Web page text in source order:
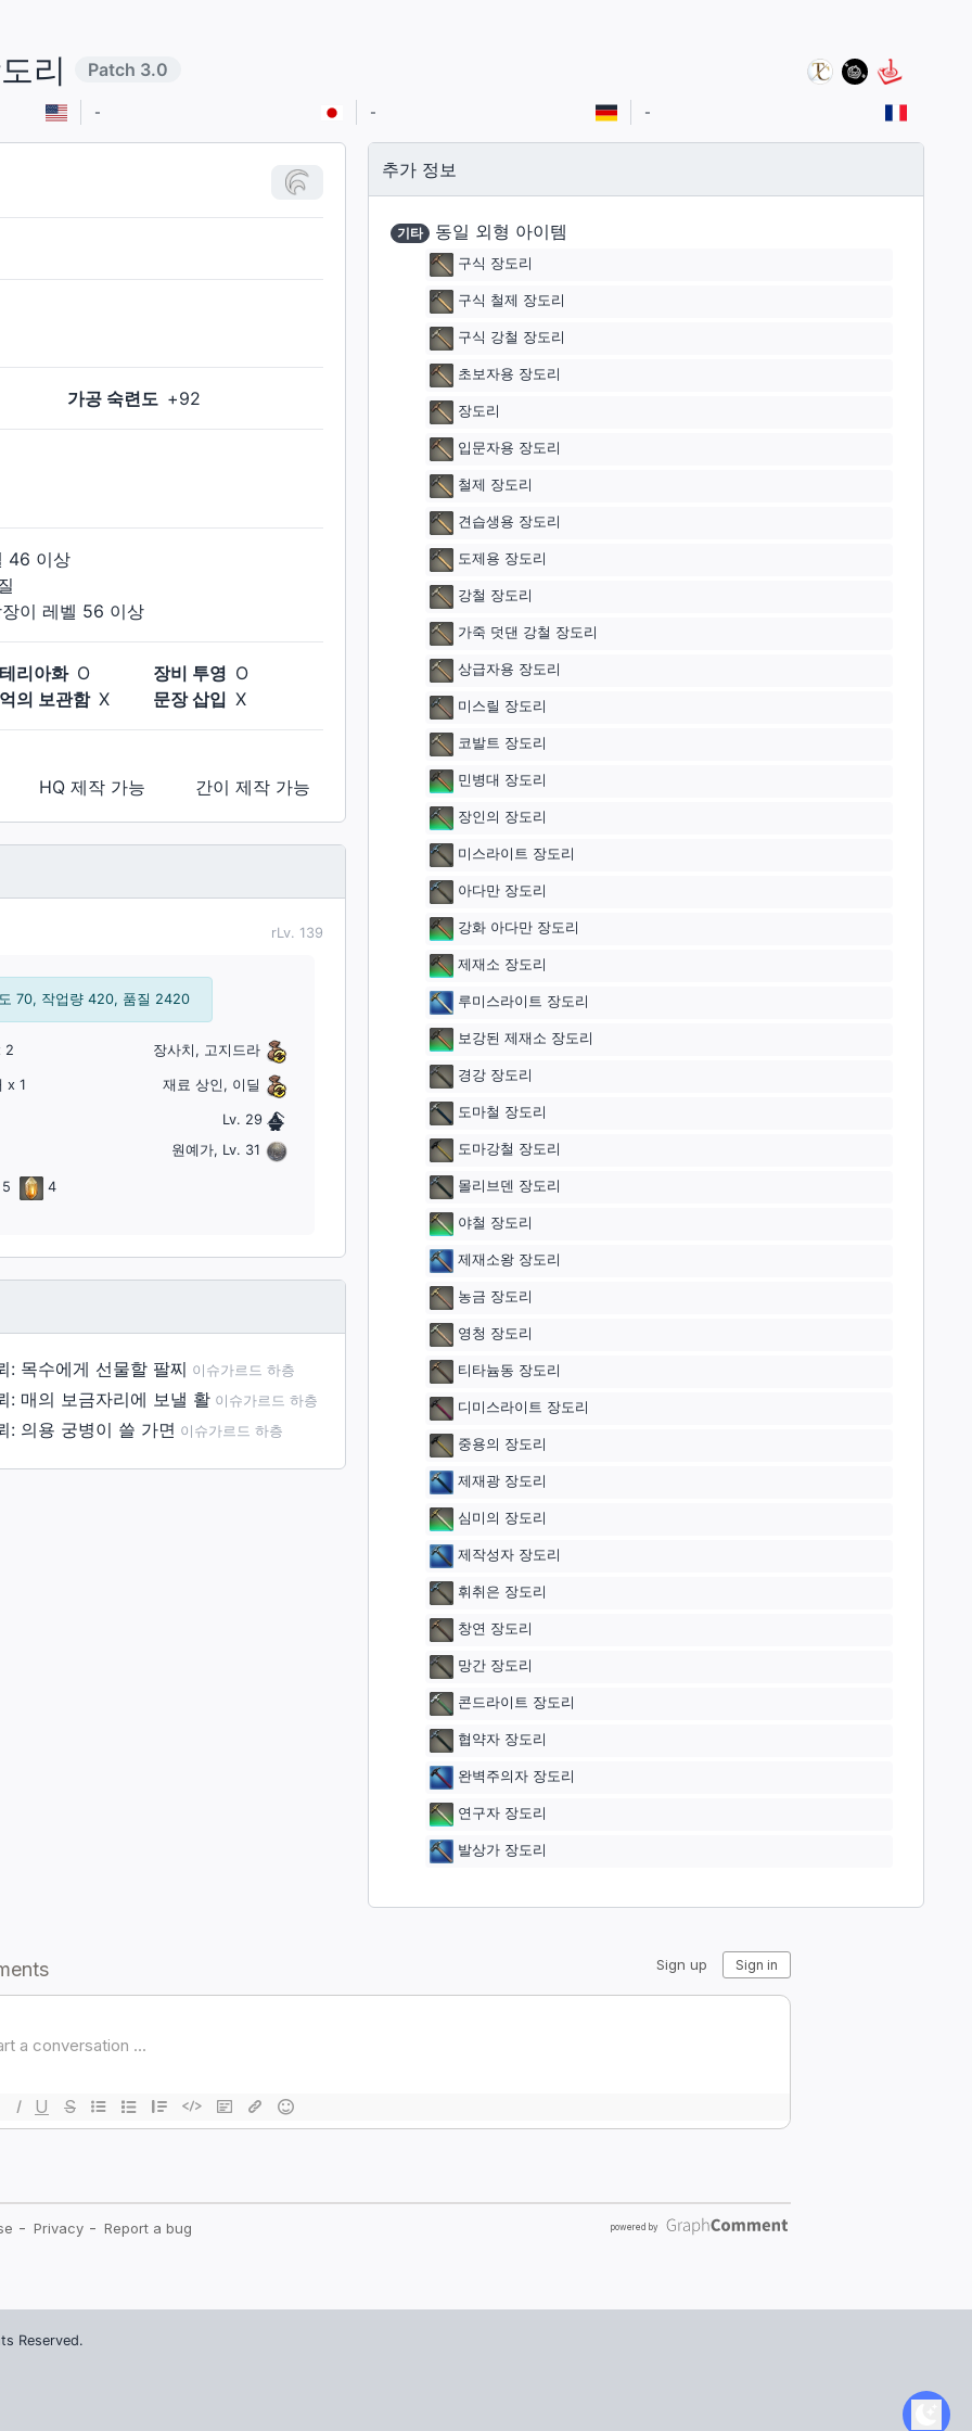
리 Patch 3.0
- - -
가공 숙련도 +92
46 이상
이 레벨 56 이상
리아화 O 장비 투영 O
의 보관함 X 문장 삽입 X
간이 제작 가능
HQ 제작 가능
rLv. 139
70, 작업량 420, 품질 2420
2 장사치, 고지드라
x 1 재료 상인, 이딜
Lv. 29
원예가, Lv. 31
5
4
: 목수에게 선물할 팔찌 이슈가르드 하층
: 매의 보금자리에 보낼 활 이슈가르드 하층
: 의용 궁병이 쓸 가면 이슈가르드 하층
추가 정보
기타 동일 외형 아이템
구식 장도리
구식 철제 장도리
구식 강철 장도리
초보자용 장도리
장도리
입문자용 장도리
철제 장도리
견습생용 장도리
도제용 장도리
강철 장도리
가죽 덧댄 강철 장도리
상급자용 장도리
미스릴 장도리
코발트 장도리
민병대 장도리
장인의 장도리
미스라이트 장도리
아다만 장도리
강화 아다만 장도리
제재소 장도리
루미스라이트 장도리
보강된 제재소 장도리
경강 장도리
도마철 장도리
도마강철 장도리
몰리브덴 장도리
야철 장도리
제재소왕 장도리
농금 장도리
영청 장도리
티타늄동 장도리
디미스라이트 장도리
중용의 장도리
제재광 장도리
심미의 장도리
제작성자 장도리
휘취은 장도리
창연 장도리
망간 장도리
콘드라이트 장도리
협약자 장도리
완벽주의자 장도리
연구자 장도리
발상가 장도리
Reserved.